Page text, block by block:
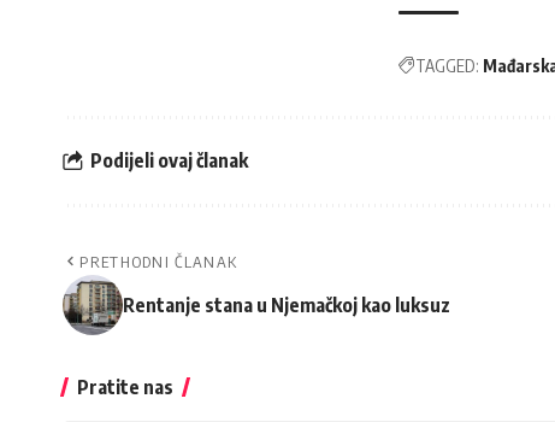
TAGGED:
Podijeli ovaj članak
PRETHODNI ČLANAK
Rentanje stana u Njemačkoj kao luksuz
Pratite nas